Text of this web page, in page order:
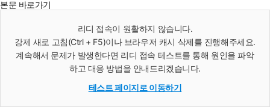
본문 바로가기
리디 접속이 원활하지 않습니다.
강제 새로 고침(Ctrl + F5)이나 브라우저 캐시 삭제를 진행해주세요.
계속해서 문제가 발생한다면 리디 접속 테스트를 통해 원인을 파악
하고 대응 방법을 안내드리겠습니다.
테스트 페이지로 이동하기